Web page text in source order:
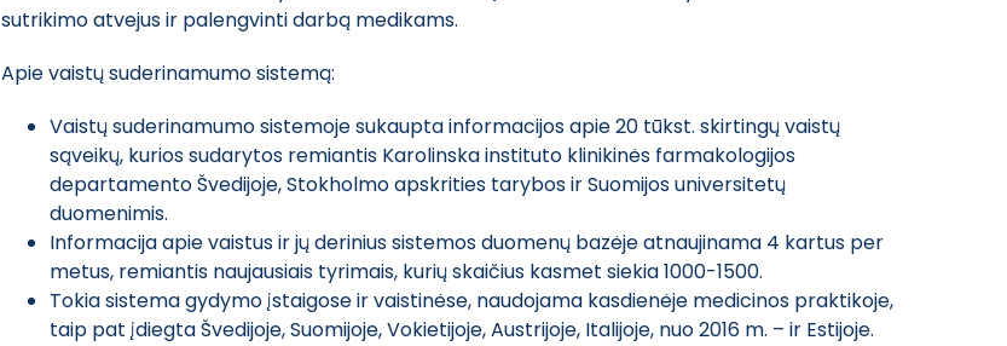
sutrikimo atvejus ir palengvinti darbą medikams.
Apie vaistų suderinamumo sistemą:
Vaistų suderinamumo sistemoje sukaupta informacijos apie 20 tūkst. skirtingų vaistų
sąveikų, kurios sudarytos remiantis Karolinska instituto klinikinės farmakologijos
departamento Švedijoje, Stokholmo apskrities tarybos ir Suomijos universitetų
duomenimis.
Informacija apie vaistus ir jų derinius sistemos duomenų bazėje atnaujinama 4 kartus per
metus, remiantis naujausiais tyrimais, kurių skaičius kasmet siekia 1000-1500.
Tokia sistema gydymo įstaigose ir vaistinėse, naudojama kasdienėje medicinos praktikoje,
taip pat įdiegta Švedijoje, Suomijoje, Vokietijoje, Austrijoje, Italijoje, nuo 2016 m. – ir Estijoje.